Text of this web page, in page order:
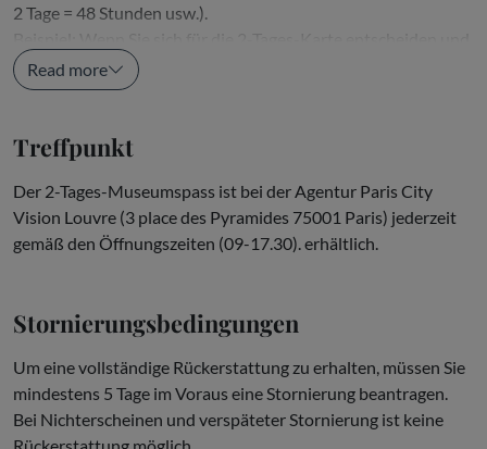
2 Tage = 48 Stunden usw.).
Ihren Besuch am 25....
Read more
Treffpunkt
Der 2-Tages-Museumspass ist bei der Agentur Paris City
Vision Louvre (3 place des Pyramides 75001 Paris) jederzeit
gemäß den Öffnungszeiten (09-17.30). erhältlich.
Stornierungsbedingungen
Um eine vollständige Rückerstattung zu erhalten, müssen Sie
mindestens 5 Tage im Voraus eine Stornierung beantragen.
Bei Nichterscheinen und verspäteter Stornierung ist keine
Rückerstattung möglich.